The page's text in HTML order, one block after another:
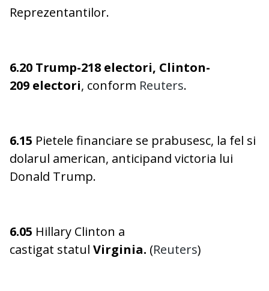
Reprezentantilor.
6.20 Trump-218 electori, Clinton-
209 electori, conform Reuters.
6.15 Pietele financiare se prabusesc, la fel si
dolarul american, anticipand victoria lui
Donald Trump.
6.05 Hillary Clinton a
castigat statul Virginia. (Reuters)